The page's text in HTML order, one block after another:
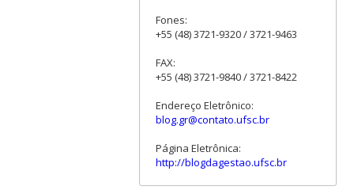
Fones:
+55 (48) 3721-9320 / 3721-9463
FAX:
+55 (48) 3721-9840 / 3721-8422
Endereço Eletrônico:
blog.gr@contato.ufsc.br
Página Eletrônica:
http://blogdagestao.ufsc.br